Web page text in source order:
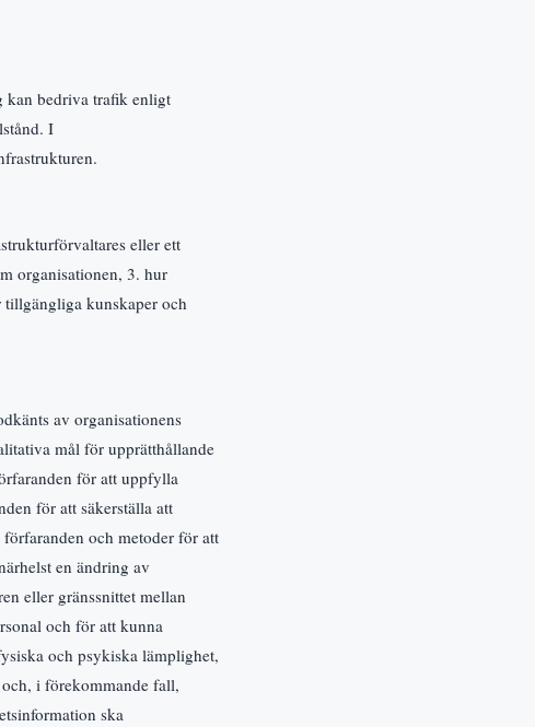
kan bedriva trafik enligt
I
eller ett
organisationen, 3. hur
tillgängliga kunskaper och
av organisationens
mål för upprätthållande
för att uppfylla
för att säkerställa att
och metoder för att
en ändring av
eller gränssnittet mellan
och för att kunna
och psykiska lämplighet,
i förekommande fall,
ska